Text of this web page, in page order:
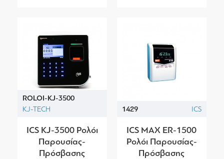
ROLOI-KJ-3500
KJ-TECH
ICS KJ-3500 Ρολόι
Παρουσίας-
Πρόσβασης
1429 ICS
ICS MAX ER-1500
Ρολόι Παρουσίας-
Πρόσβασης